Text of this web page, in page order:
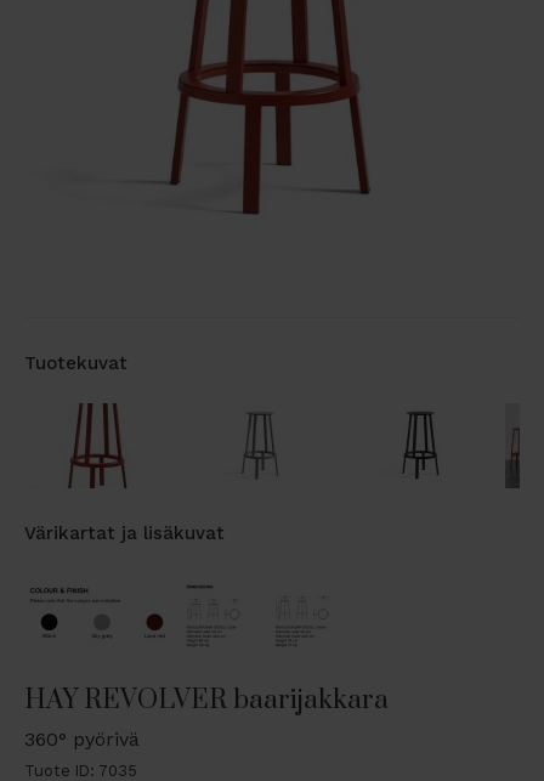
Tuotekuvat
Värikartat ja lisäkuvat
HAY REVOLVER baarijakkara
360° pyörivä
Tuote ID: 7035